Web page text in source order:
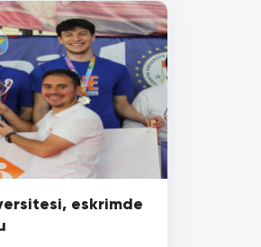
eskrimde